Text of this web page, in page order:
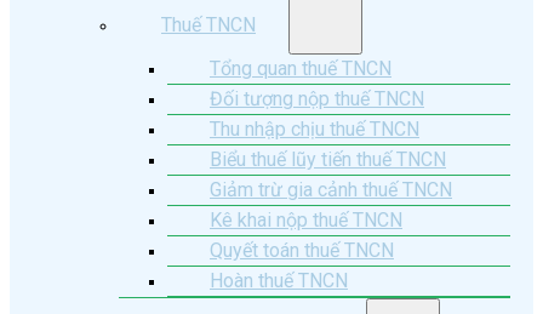
Thuế TNCN
Tổng quan thuế TNCN
Đối tượng nộp thuế TNCN
Thu nhập chịu thuế TNCN
Biểu thuế lũy tiến thuế TNCN
Giảm trừ gia cảnh thuế TNCN
Kê khai nộp thuế TNCN
Quyết toán thuế TNCN
Hoàn thuế TNCN